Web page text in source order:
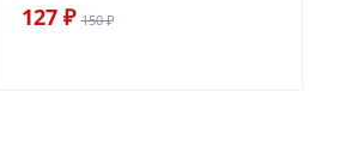
127 ₽ 150 ₽